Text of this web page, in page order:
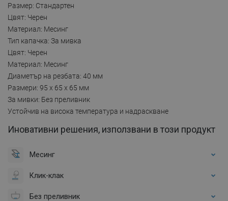
Размер: Стандартен
Цвят: Черен
Материал: Месинг
Тип капачка: За мивка
Цвят: Черен
Материал: Месинг
Диаметър на резбата: 40 мм
Размери: 95 x 65 x 65 мм
За мивки: Без преливник
Устойчив на висока температура и надраскване
Иновативни решения, използвани в този продукт
Месинг
Клик-клак
Без преливник